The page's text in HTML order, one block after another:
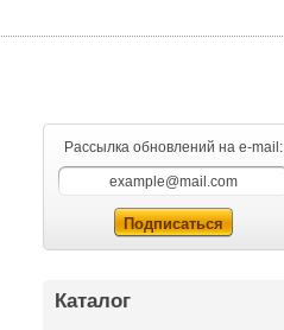
Рассылка обновлений на e-mail:
Каталог